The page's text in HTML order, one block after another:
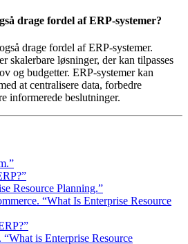
drage fordel af ERP-systemer?
drage fordel af ERP-systemer.
skalerbare løsninger, der kan tilpasses
og budgetter. ERP-systemer kan
at centralisere data, forbedre
informerede beslutninger.
Resource Planning.”
“What Is Enterprise Resource
is Enterprise Resource